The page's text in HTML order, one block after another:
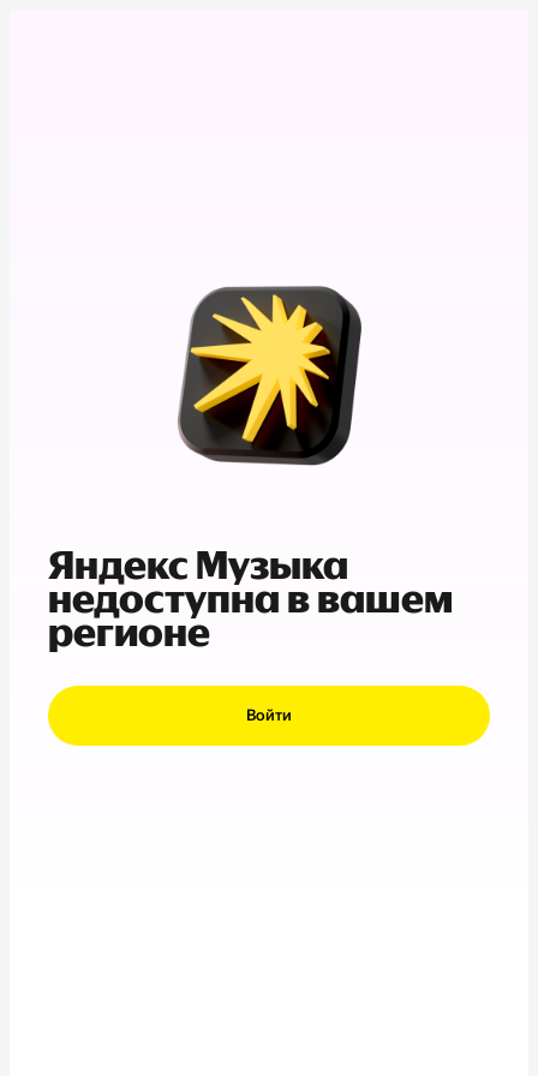
Яндекс Музыка
недоступна в вашем
регионе
Войти